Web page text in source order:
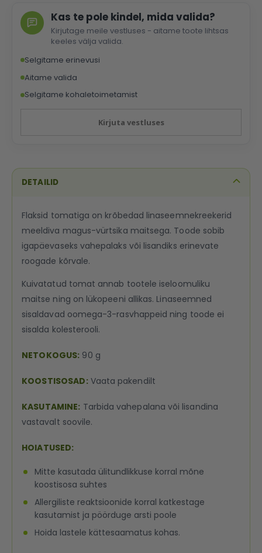
Kas te pole kindel, mida valida?
Kirjutage meile vestluses - aitame toote lihtsas
keeles välja valida.
Selgitame erinevusi
Aitame valida
Selgitame kohaletoimetamist
Kirjuta vestluses
DETAILID
Flaksid tomatiga on krõbedad linaseemnekreekerid
meeldiva magus-vürtsika maitsega. Toode sobib
igapäevaseks vahepalaks või lisandiks erinevate
roogade kõrvale.
Kuivatatud tomat annab tootele iseloomuliku
maitse ning on lükopeeni allikas. Linaseemned
sisaldavad oomega-3-rasvhappeid ning toode ei
sisalda kolesterooli.
NETOKOGUS: 90 g
KOOSTISOSAD:Vaata pakendilt
KASUTAMINE: Tarbida vahepalana või lisandina
vastavalt soovile.
HOIATUSED:
Mitte kasutada ülitundlikkuse korral mõne
koostisosa suhtes
Allergiliste reaktsioonide korral katkestage
kasutamist ja pöörduge arsti poole
Hoida lastele kättesaamatus kohas.